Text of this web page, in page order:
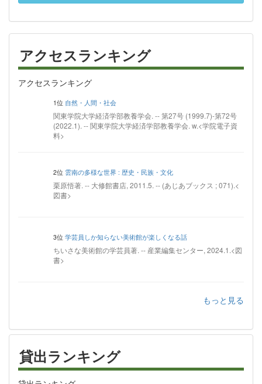
アクセスランキング
アクセスランキング
1位 自然・人間・社会
関東学院大学経済学部教養学会. -- 第27号 (1999.7)-第72号
(2022.1). -- 関東学院大学経済学部教養学会. w.<学院電子資
料>
2位 雲南の多様な世界 : 歴史・民族・文化
栗原悟著. -- 大修館書店, 2011.5. -- (あじあブックス ; 071).<
図書>
3位 学芸員しか知らない美術館が楽しくなる話
ちいさな美術館の学芸員著. -- 産業編集センター, 2024.1.<図
書>
もっと見る
貸出ランキング